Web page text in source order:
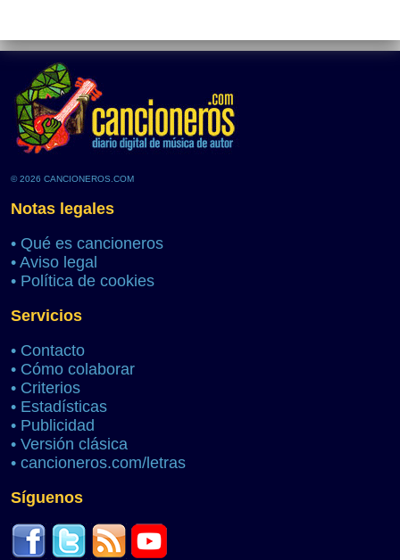
© 2026 CANCIONEROS.COM
Notas legales
• Qué es cancioneros
• Aviso legal
• Política de cookies
Servicios
• Contacto
• Cómo colaborar
• Criterios
• Estadísticas
• Publicidad
• Versión clásica
• cancioneros.com/letras
Síguenos